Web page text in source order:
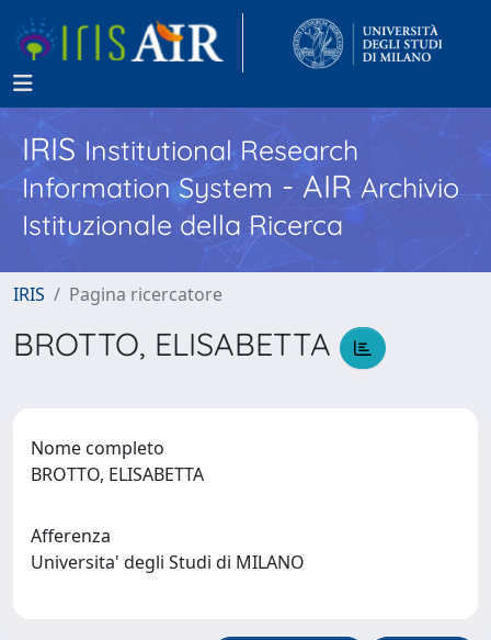
IRISInstitutional Research
Information System - AIR Archivio
Istituzionale della Ricerca
IRIS Pagina ricercatore
BROTTO, ELISABETTA
Nome completo
BROTTO, ELISABETTA
Afferenza
Universita' degli Studi di MILANO